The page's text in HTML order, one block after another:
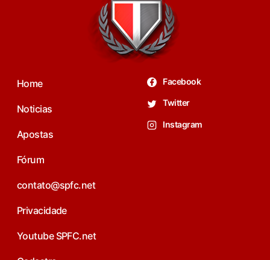
Home
Noticias
Apostas
Fórum
contato@spfc.net
Privacidade
Youtube SPFC.net
Facebook
Twitter
Instagram